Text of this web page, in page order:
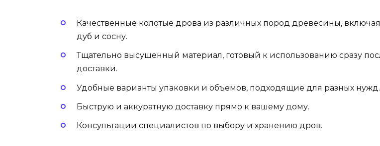
Качественные колотые дрова из различных пород древесины,
дуб и сосну.
Тщательно высушенный материал, готовый к использованию сразу
доставки.
Удобные варианты упаковки и объемов, подходящие для разных нужд.
Быструю и аккуратную доставку прямо к вашему дому.
Консультации специалистов по выбору и хранению дров.